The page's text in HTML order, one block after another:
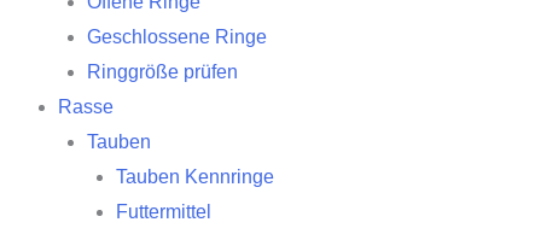
Geschlossene Ringe
Ringgröße prüfen
Rasse
Tauben
Tauben Kennringe
Futtermittel